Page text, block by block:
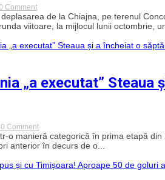
am
făcut
pe
băieți
înțeleagă
să
regulat”
Commenton
Unirea
Dej,
învinsă
Chiajna
de la Chiajna, pe terenul
viitoare, la mijlocul lunii octombrie,
„a executat”
0 Commenton
U-
Banca
Transilvania
executat”
o manieră categorică în prima etapă
anterior în decurs de o...